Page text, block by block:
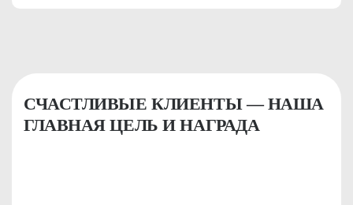
СЧАСТЛИВЫЕ КЛИЕНТЫ — НАША
ГЛАВНАЯ ЦЕЛЬ И НАГРАДА